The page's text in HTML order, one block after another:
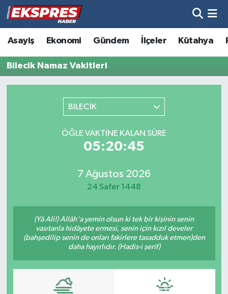
Asayiş Ekonomi Gündem İlçeler Kütahya
Bilecik Namaz Vakitleri
BİLECİK
ÖĞLE VAKTINE KALAN SÜRE
05:20:45
7 Ağustos 2026
24 Safer 1448
(Yâ Ali!) Allâh'a yemin olsun ki tek bir kişinin senin
vasıtanla hidâyete ermesi, senin için kızıl develer
(bahşedilip senin de onları fakirlere tasadduk etmen)den
daha hayırlıdır. (Hadis-i şerif)
Altıntaş
Asayiş
Biyografiler
Çavdarhisar
Dumlupınar
Hava Durumu
Trafik Durumu
Tüm Manşetler
Son Dakika Haberleri